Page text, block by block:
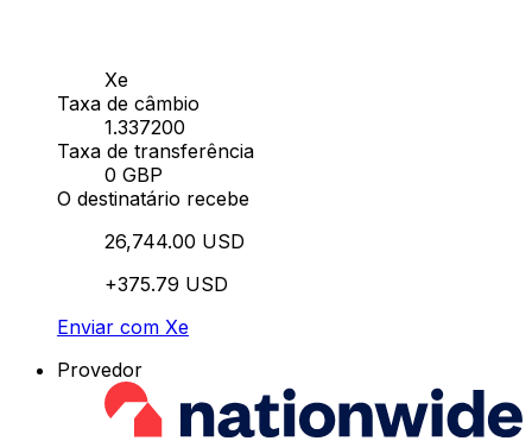
Xe
Taxa de câmbio
1.337200
Taxa de transferência
0 GBP
O destinatário recebe
26,744.00 USD
+375.79 USD
Enviar com Xe
Provedor